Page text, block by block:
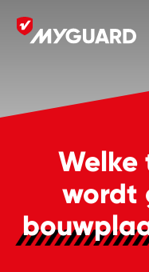
Welke
wordt